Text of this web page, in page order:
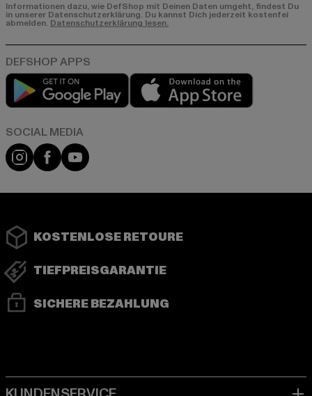
Informationen dazu, wie DefShop mit Deinen Daten umgeht, findest Du
in unserer Datenschutzerklärung. Du kannst Dich jederzeit kostenfei
abmelden. Datenschutzerklärung lesen.
Play market
Instagram
FacebookYouTube
KOSTENLOSE RETOURE
TIEFPREISGARANTIE
SICHERE BEZAHLUNG